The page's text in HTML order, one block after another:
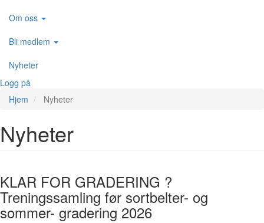
Om oss
Bli medlem
Nyheter
Logg på
Hjem
Nyheter
Nyheter
KLAR FOR GRADERING ?
Treningssamling før sortbelter- og
sommer- gradering 2026